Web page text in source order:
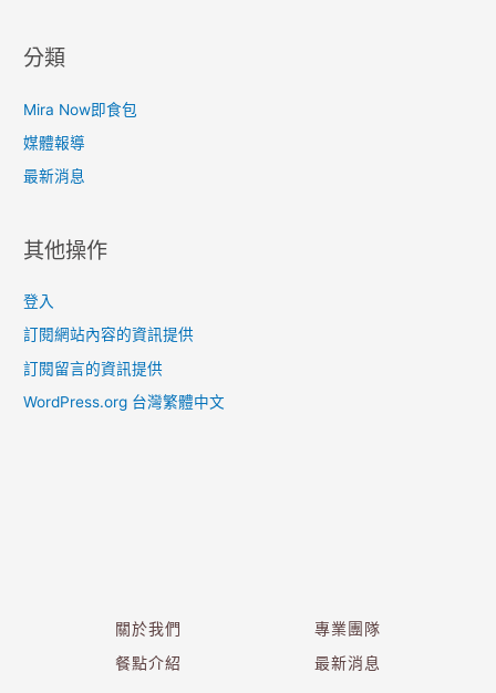
分類
Mira Now即食包
媒體報導
最新消息
其他操作
登入
訂閱網站內容的資訊提供
訂閱留言的資訊提供
WordPress.org 台灣繁體中文
關於我們
餐點介紹
專業團隊
最新消息